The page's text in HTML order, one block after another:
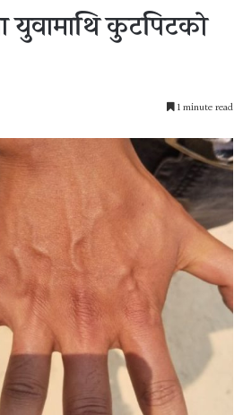
युवामाथि कुटपिटको
1 minute read